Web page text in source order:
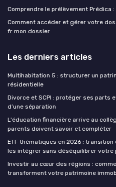
Comprendre le prélèvement Prédica
Comment accéder et gérer votre
fr mon dossier
Les derniers articles
Multihabitation 5 : structurer un
résidentielle
Divorce et SCPI : protéger ses parts
d’une séparation
L'éducation financière arrive au
parents doivent savoir et compléter
ETF thématiques en 2026 :
les intégrer sans déséquilibrer votre
Investir au cœur des régions :
transforment votre patrimoine